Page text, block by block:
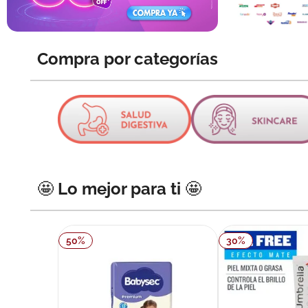
Compra por categorías
🤩 Lo mejor para ti 🤩
50% 30%
10.pañales